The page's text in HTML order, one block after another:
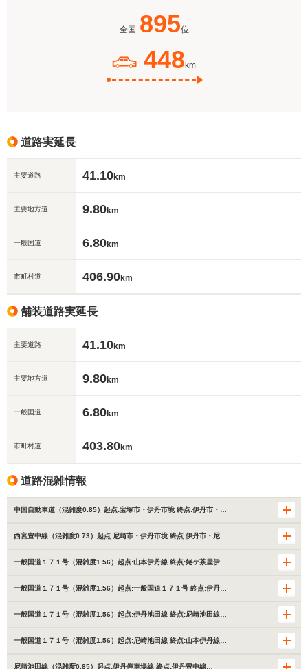
全国 895位
448 km
道路実延長
主要道路 41.10km
主要地方道 9.80km
一般国道 6.80km
市町村道 406.90km
舗装道路実延長
主要道路 41.10km
主要地方道 9.80km
一般国道 6.80km
市町村道 403.80km
道路混雑情報
中国自動車道（混雑度0.85）起点:宝塚市・伊丹市境 終点:伊丹市・…
西宮豊中線（混雑度0.73）起点:尼崎市・伊丹市境 終点:伊丹市・尼…
一般国道１７１号（混雑度1.56）起点:山本伊丹線 終点:姥ケ茶屋伊…
一般国道１７１号（混雑度1.56）起点:一般国道１７１号 終点:伊丹…
一般国道１７１号（混雑度1.56）起点:伊丹池田線 終点:尼崎池田線…
一般国道１７１号（混雑度1.56）起点:尼崎池田線 終点:山本伊丹線…
尼崎池田線（混雑度0.85）起点:伊丹停車場線 終点:伊丹豊中線…